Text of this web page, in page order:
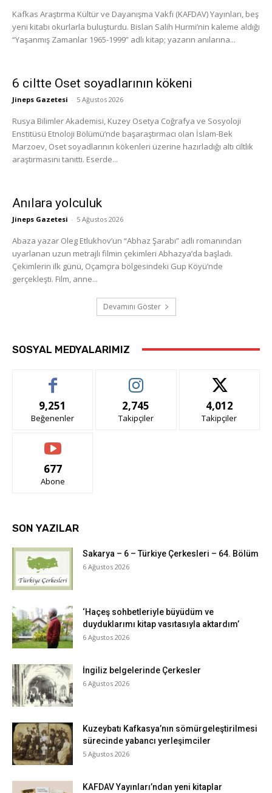
Kafkas Araştırma Kültür ve Dayanışma Vakfı (KAFDAV) Yayınları, beş
yeni kitabı okurlarla buluşturdu. Bislan Salih Hurmi’nin kaleme aldığı
“Yaşanmış Zamanlar 1965-1999” adlı kitap; yazarın anılarına...
6 ciltte Oset soyadlarının kökeni
Jineps Gazetesi - 5 Ağustos 2026
Rusya Bilimler Akademisi, Kuzey Osetya Coğrafya ve Sosyoloji
Enstitüsü Etnoloji Bölümü’nde başaraştırmacı olan İslam-Bek
Marzoev, Oset soyadlarının kökenleri üzerine hazırladığı altı ciltlik
araştırmasını tanıttı. Eserde...
Anılara yolculuk
Jineps Gazetesi - 5 Ağustos 2026
Abaza yazar Oleg Etlukhov’un “Abhaz Şarabı” adlı romanından
uyarlanan uzun metrajlı filmin çekimleri Abhazya’da başladı.
Çekimlerin ilk günü, Oçamçıra bölgesindeki Gup Köyü’nde
gerçekleşti. Film, anne...
Devamını Göster
SOSYAL MEDYALARIMIZ
9,251
Beğenenler
2,745
Takipçiler
4,012
Takipçiler
677
Abone
SON YAZILAR
Sakarya – 6 – Türkiye Çerkesleri – 64. Bölüm
6 Ağustos 2026
‘Haçeş sohbetleriyle büyüdüm ve
duyduklarımı kitap vasıtasıyla aktardım’
6 Ağustos 2026
İngiliz belgelerinde Çerkesler
6 Ağustos 2026
Kuzeybatı Kafkasya’nın sömürgeleştirilmesi
sürecinde yabancı yerleşimciler
5 Ağustos 2026
KAFDAV Yayınları’ndan yeni kitaplar